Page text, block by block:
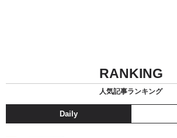
RANKING
人気記事ランキング
Daily